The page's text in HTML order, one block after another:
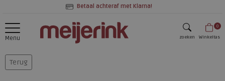
Betaal achteraf met Klarna!
Menu zoeken
0
Winkeltas
Terug